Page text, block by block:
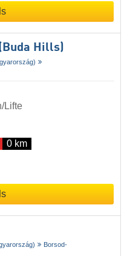
Hills)
Lifte
0 km
Borsod-